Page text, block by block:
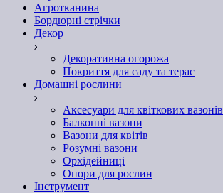
Агротканина
Бордюрні стрічки
Декор
Декоративна огорожа
Покриття для саду та терас
Домашні рослини
Аксесуари для квіткових вазонів
Балконні вазони
Вазони для квітів
Розумні вазони
Орхідейниці
Опори для рослин
Інструмент